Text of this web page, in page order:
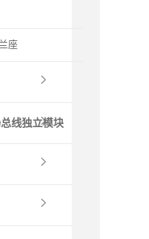
座
线独立模块